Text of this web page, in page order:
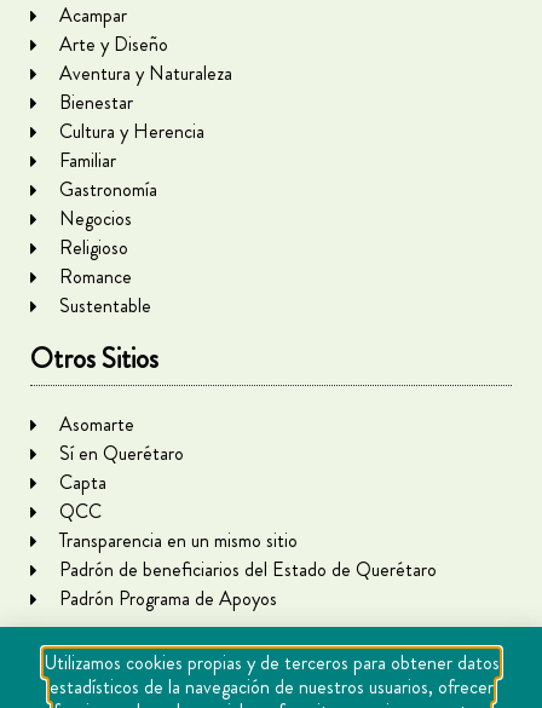
Acampar
Arte y Diseño
Aventura y Naturaleza
Bienestar
Cultura y Herencia
Familiar
Gastronomía
Negocios
Religioso
Romance
Sustentable
Otros Sitios
Asomarte
Sí en Querétaro
Capta
QCC
Transparencia en un mismo sitio
Padrón de beneficiarios del Estado de Querétaro
Padrón Programa de Apoyos
Utilizamos cookies propias y de terceros para obtener datos
estadísticos de la navegación de nuestros usuarios, ofrecer